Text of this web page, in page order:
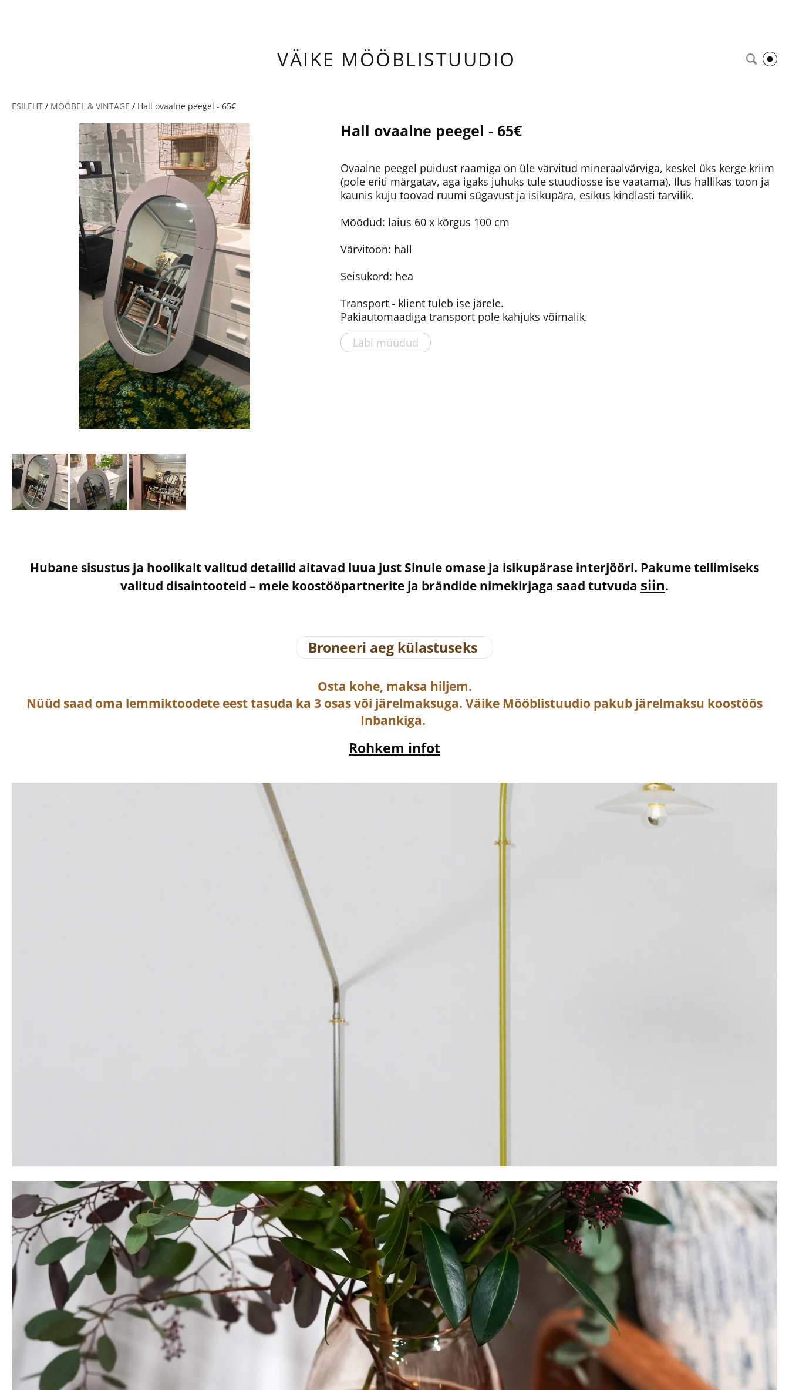
VÄIKE MÖÖBLISTUUDIO
ESILEHT / MÖÖBEL & VINTAGE / Hall ovaalne peegel - 65€
Hall ovaalne peegel - 65€
Ovaalne peegel puidust raamiga on üle värvitud mineraalvärviga, keskel üks kerge kriim
(pole eriti märgatav, aga igaks juhuks tule stuudiosse ise vaatama). Ilus hallikas toon ja
kaunis kuju toovad ruumi sügavust ja isikupära, esikus kindlasti tarvilik.
Mõõdud: laius 60 x kõrgus 100 cm
Värvitoon: hall
Seisukord: hea
Transport - klient tuleb ise järele.
Pakiautomaadiga transport pole kahjuks võimalik.
Läbi müüdud
Hubane sisustus ja hoolikalt valitud detailid aitavad luua just Sinule omase ja isikupärase interjööri. Pakume tellimiseks
valitud disaintooteid – meie koostööpartnerite ja brändide nimekirjaga saad tutvuda siin.
Broneeri aeg külastuseks
Osta kohe, maksa hiljem.
Nüüd saad oma lemmiktoodete eest tasuda ka 3 osas või järelmaksuga. Väike Mööblistuudio pakub järelmaksu koostöös
Inbankiga.
Rohkem infot